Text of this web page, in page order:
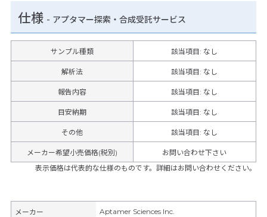
仕様 - アプタマー探索・合成受託サービス
サンプル種類 該当項目: なし
解析法 該当項目: なし
報告内容 該当項目: なし
目安納期 該当項目: なし
その他 該当項目: なし
メーカー希望小売価格(税別)
お問い合わせ下さい
表示価格は代表的な仕様のものです。詳細はお問い合わせください。
メーカー Aptamer Sciences Inc.